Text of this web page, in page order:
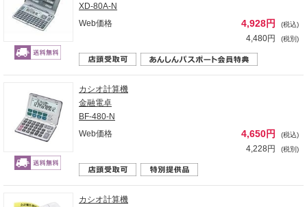
XD-80A-N
Web価格
4,928円 (税込)
4,480円 (税別)
カシオ計算機
金融電卓
BF-480-N
Web価格
4,650円 (税込)
4,228円 (税別)
カシオ計算機